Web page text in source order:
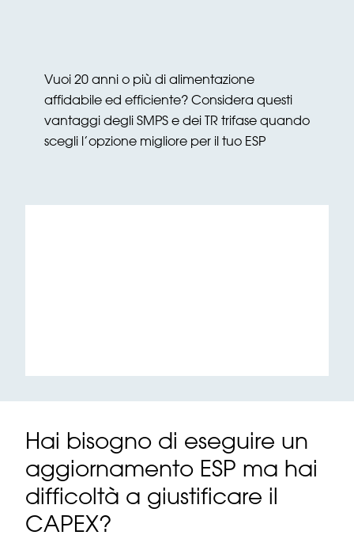
Vuoi 20 anni o più di alimentazione
affidabile ed efficiente? Considera questi
vantaggi degli SMPS e dei TR trifase quando
scegli l’opzione migliore per il tuo ESP
Hai bisogno di eseguire un
aggiornamento ESP ma hai
difficoltà a giustificare il
CAPEX?